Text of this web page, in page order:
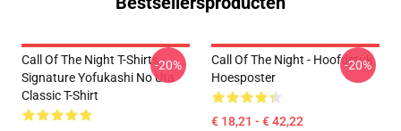
Call Of The Night T-Shirts -
Signature Yofukashi No Uta
Classic T-Shirt
-20%
Call Of The Night - Hoofdstuk
Hoesposter
€ 18,21 - € 42,22
-20%